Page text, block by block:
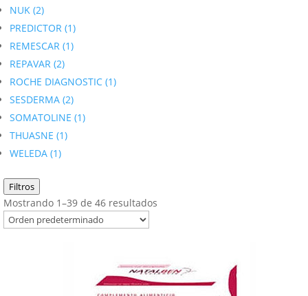
NUK (2)
PREDICTOR (1)
REMESCAR (1)
REPAVAR (2)
ROCHE DIAGNOSTIC (1)
SESDERMA (2)
SOMATOLINE (1)
THUASNE (1)
WELEDA (1)
Filtros
Mostrando 1–39 de 46 resultados